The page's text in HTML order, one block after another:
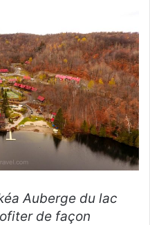
Auberge du lac
de façon